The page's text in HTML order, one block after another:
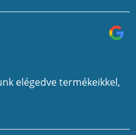
elégedve termékeikkel,